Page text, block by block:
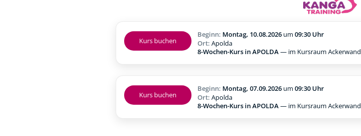
Kurs buchen
Beginn: Montag, 10.08.2026 um 09:30 Uhr
Ort: Apolda
8-Wochen-Kurs in APOLDA — im Kursraum Ackerwand
Kurs buchen
Beginn: Montag, 07.09.2026 um 09:30 Uhr
Ort: Apolda
8-Wochen-Kurs in APOLDA — im Kursraum Ackerwand